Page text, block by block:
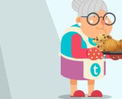
PE Silent Piano